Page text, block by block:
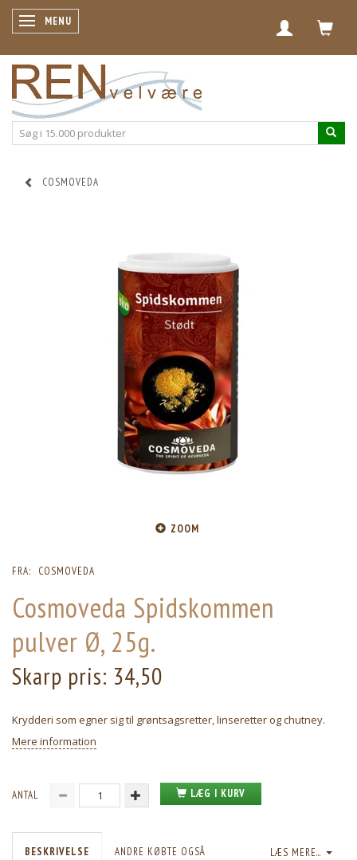
SKIFTE NAVIGATION
MENU
COSMOVEDA
ZOOM
FRA: COSMOVEDA
Cosmoveda Spidskommen
pulver Ø, 25g.
Skarp pris: 34,50
Krydderi som egner sig til grøntsagsretter, linseretter og chutney.
Mere information
ANTAL LÆG I KURV
LÆS MERE...
BESKRIVELSE ANDRE KØBTE OGSÅ